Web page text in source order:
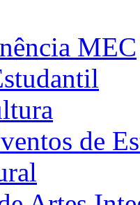
MEC
de